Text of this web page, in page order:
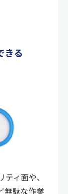
きる
ィ面や、
無駄な作業